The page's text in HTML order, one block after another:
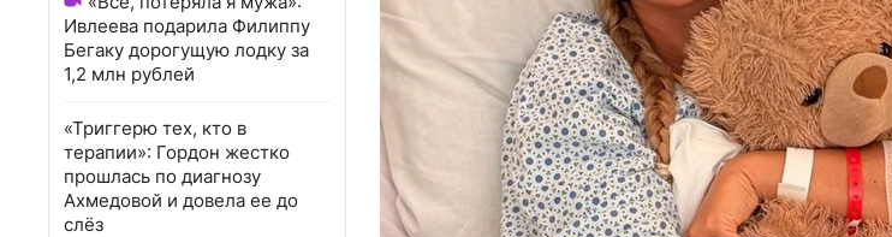
Ивлеева подарила Филиппу
Бегаку дорогущую лодку за
1,2 млн рублей
«Триггерю тех, кто в
терапии»: Гордон жестко
прошлась по диагнозу
Ахмедовой и довела ее до
слёз